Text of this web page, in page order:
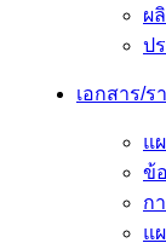
ผ
ป
เอกสาร/ร
แ
ข้
ก
แ